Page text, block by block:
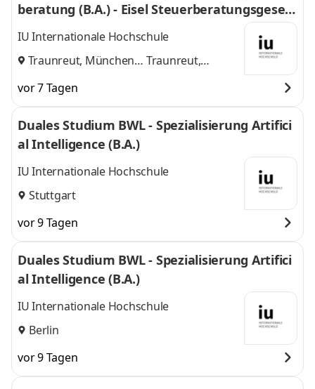
beratung (B.A.) - Eisel Steuerberatungsgesell
schaft mbH & Co. KG
IU Internationale Hochschule
Traunreut, München
Traunreut,
vor 7 Tagen
Duales Studium BWL - Spezialisierung Artifici
al Intelligence (B.A.)
IU Internationale Hochschule
Stuttgart
vor 9 Tagen
Duales Studium BWL - Spezialisierung Artifici
al Intelligence (B.A.)
IU Internationale Hochschule
Berlin
vor 9 Tagen